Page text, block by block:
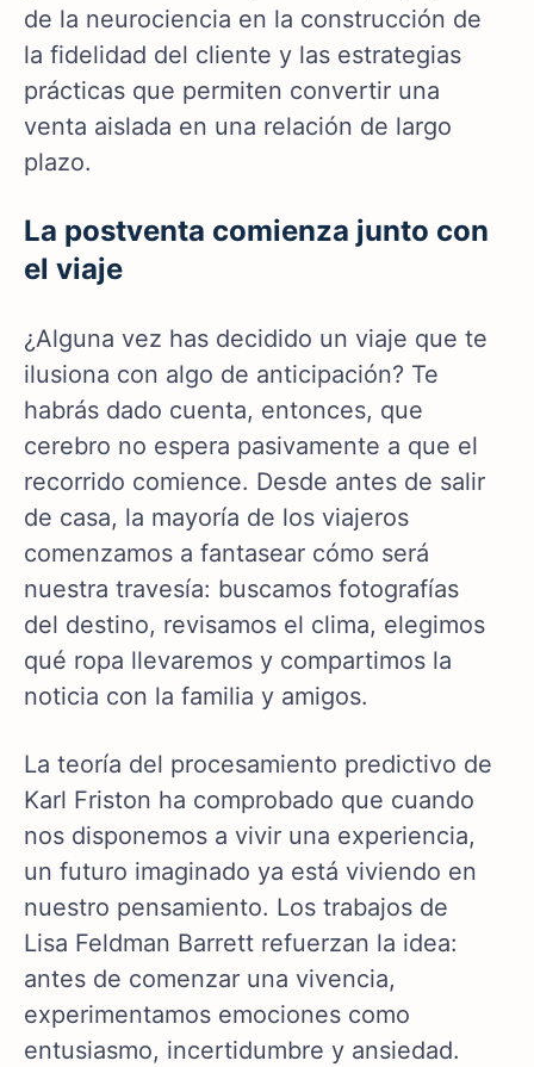
de la neurociencia en la construcción de
la fidelidad del cliente y las estrategias
prácticas que permiten convertir una
venta aislada en una relación de largo
plazo.
La postventa comienza junto con
el viaje
¿Alguna vez has decidido un viaje que te
ilusiona con algo de anticipación? Te
habrás dado cuenta, entonces, que
cerebro no espera pasivamente a que el
recorrido comience. Desde antes de salir
de casa, la mayoría de los viajeros
comenzamos a fantasear cómo será
nuestra travesía: buscamos fotografías
del destino, revisamos el clima, elegimos
qué ropa llevaremos y compartimos la
noticia con la familia y amigos.
La teoría del procesamiento predictivo de
Karl Friston ha comprobado que cuando
nos disponemos a vivir una experiencia,
un futuro imaginado ya está viviendo en
nuestro pensamiento. Los trabajos de
Lisa Feldman Barrett refuerzan la idea:
antes de comenzar una vivencia,
experimentamos emociones como
entusiasmo, incertidumbre y ansiedad.